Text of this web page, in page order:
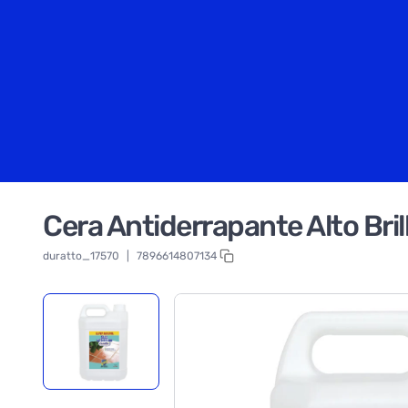
Cera Antiderrapante Alto
duratto_17570 7896614807134